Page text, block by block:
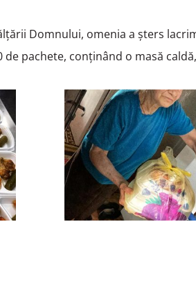
Domnului, omenia a șters
de pachete, conținând o masă